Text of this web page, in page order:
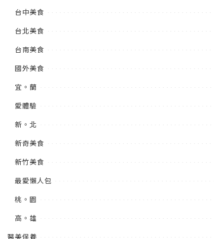
台中美食
台北美食
台南美食
國外美食
宜。蘭
愛體驗
新。北
新奇美食
新竹美食
最愛懶人包
桃。園
高。雄
醫美保養